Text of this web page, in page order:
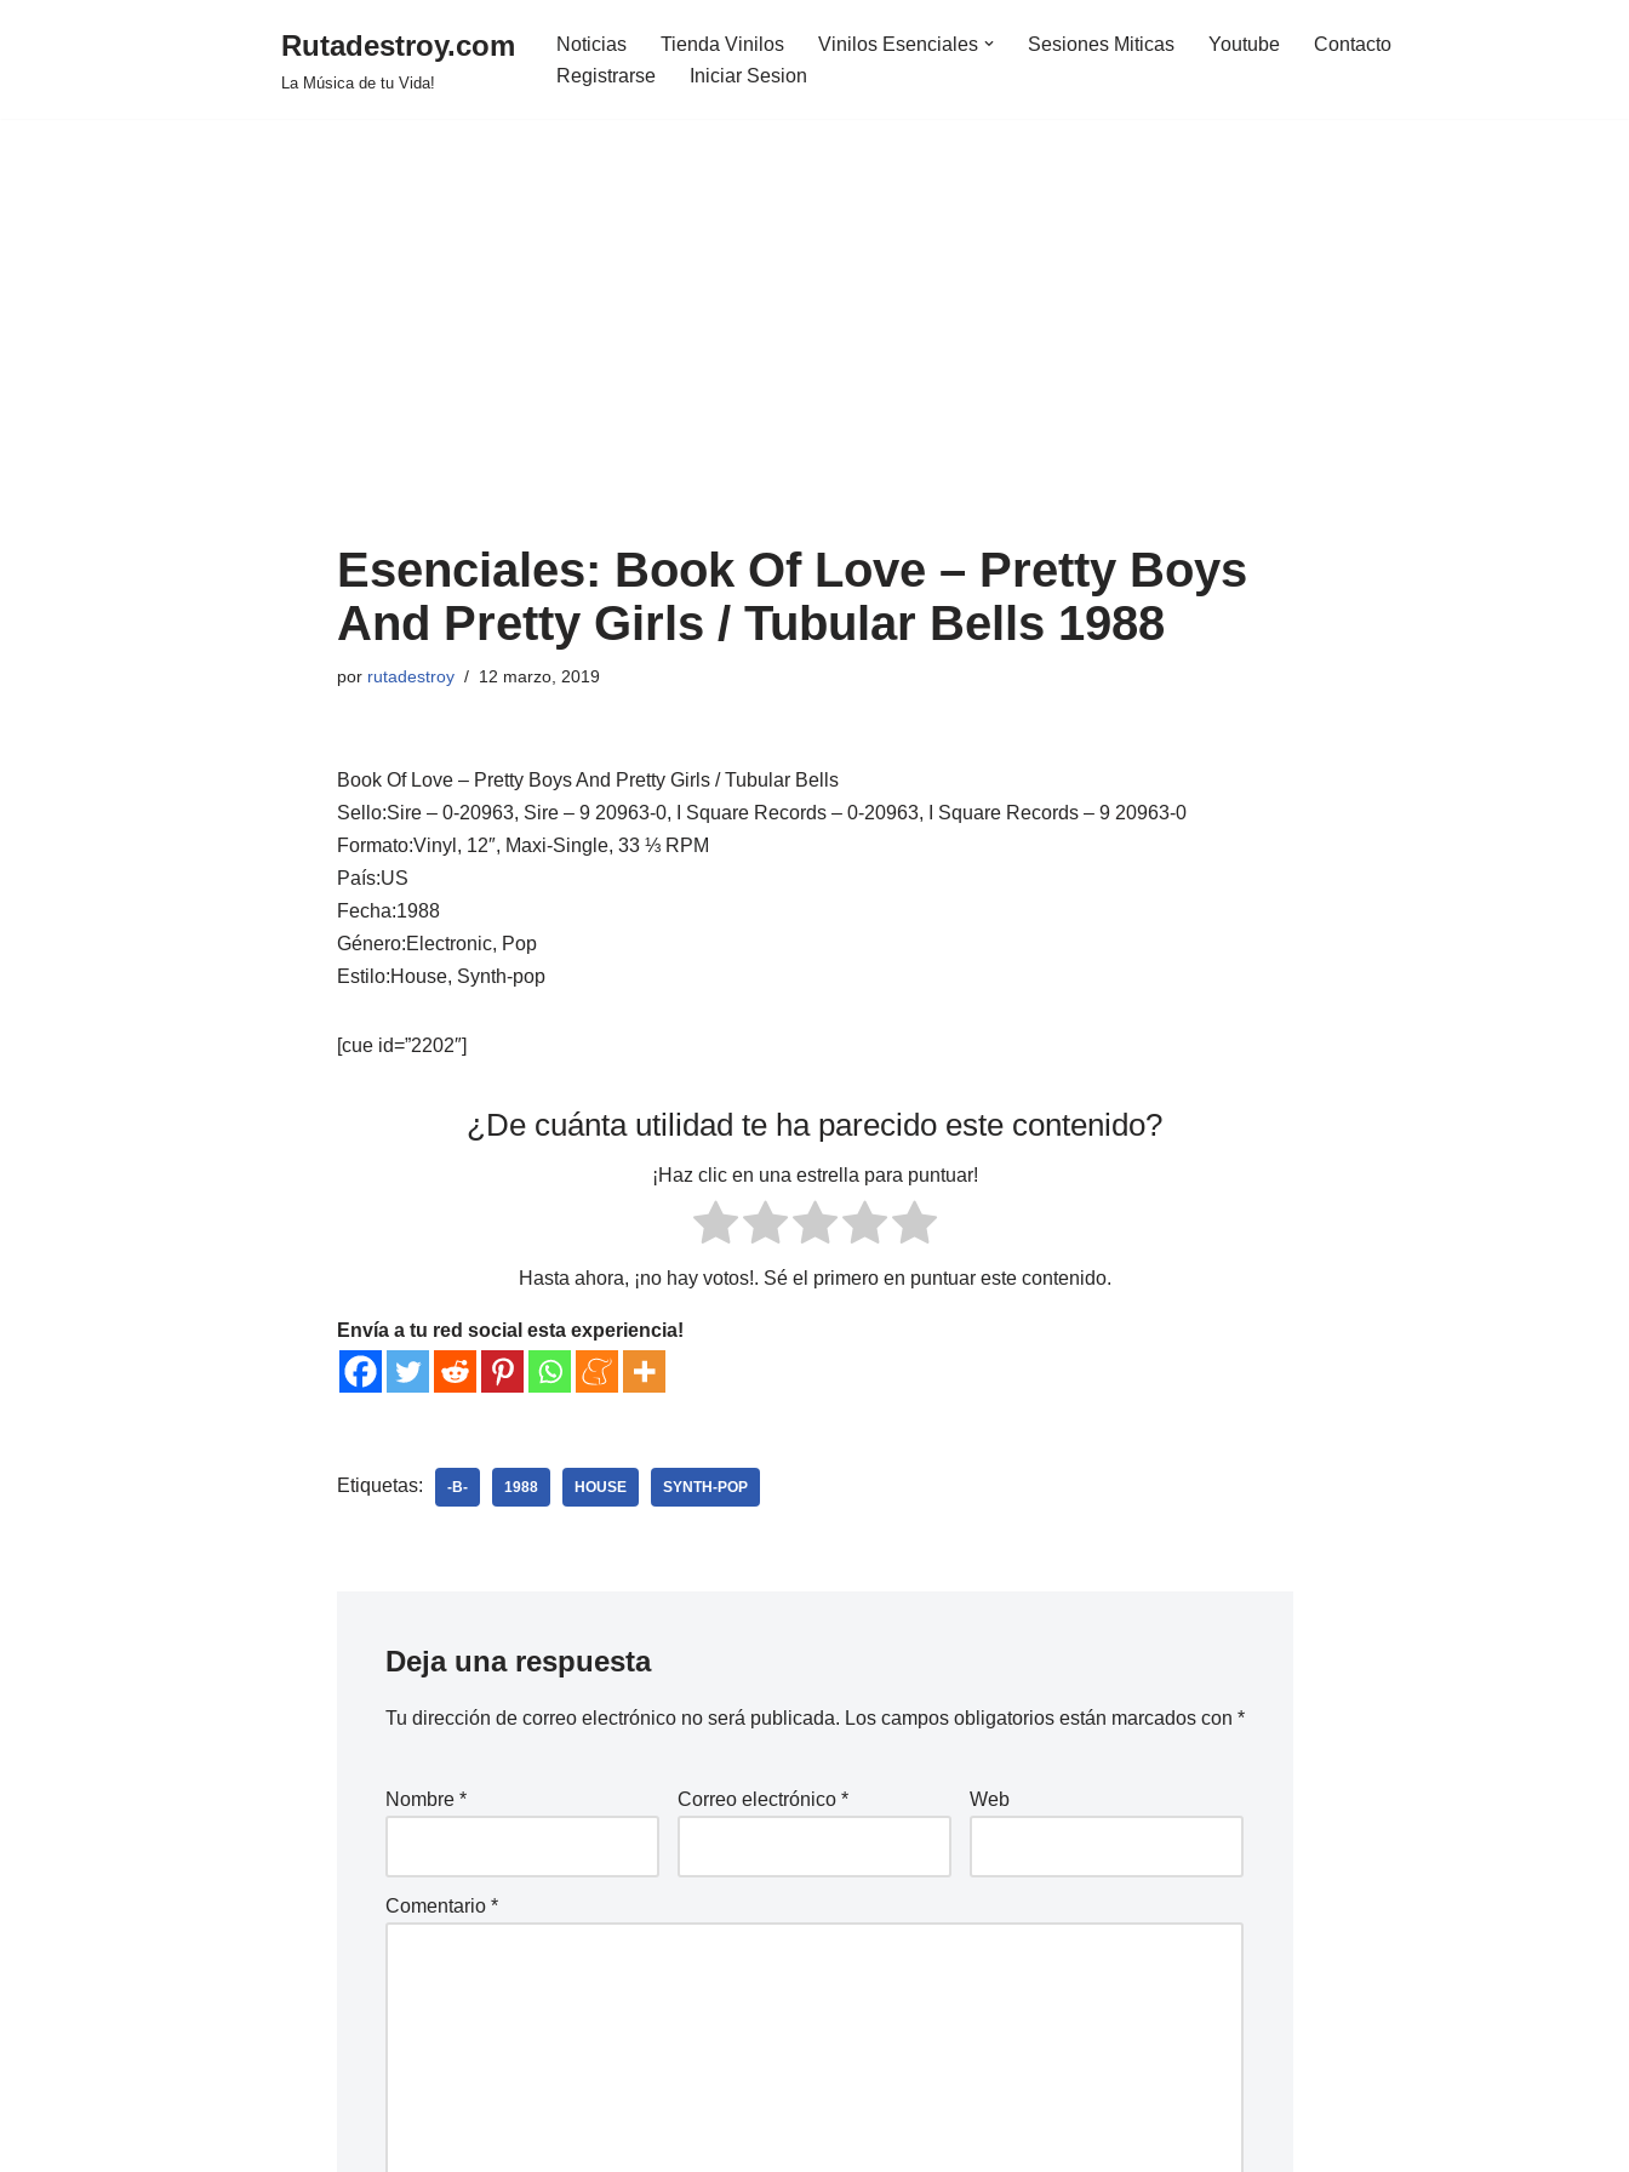
Rutadestroy.com
La Música de tu Vida!
Noticias Tienda Vinilos Vinilos Esenciales Sesiones Miticas Youtube
Contacto
Registrarse
Iniciar Sesion
Esenciales: Book Of Love ‎– Pretty Boys
And Pretty Girls / Tubular Bells 1988
por rutadestroy 12 marzo, 2019
Book Of Love ‎– Pretty Boys And Pretty Girls / Tubular Bells
Sello:Sire ‎– 0-20963, Sire ‎– 9 20963-0, I Square Records ‎– 0-20963, I Square Records ‎– 9 20963-0
Formato:Vinyl, 12″, Maxi-Single, 33 ⅓ RPM
País:US
Fecha:1988
Género:Electronic, Pop
Estilo:House, Synth-pop
[cue id=”2202″]
¿De cuánta utilidad te ha parecido este contenido?
¡Haz clic en una estrella para puntuar!
Hasta ahora, ¡no hay votos!. Sé el primero en puntuar este contenido.
Envía a tu red social esta experiencia!
Etiquetas: -B- 1988 HOUSE SYNTH-POP
Deja una respuesta
Tu dirección de correo electrónico no será publicada. Los campos obligatorios están marcados con *
Nombre * Correo electrónico * Web
Comentario *